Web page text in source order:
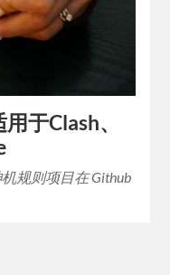
于Clash、
规则项目在 Github